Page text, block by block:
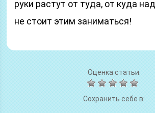
руки растут от туда, от куда
не стоит этим заниматься!
Оценка статьи:
Сохранить себе в: